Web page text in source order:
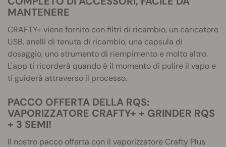
MANTENERE
CRAFTY+ viene fornito con filtri di ricambio, un caricatore
USB, anelli di tenuta di ricambio, una capsula di
dosaggio, uno strumento di riempimento e molto altro.
L'app ti ricorderà quando è il momento di pulire il vapo e
ti guiderà attraverso il processo.
PACCO OFFERTA DELLA RQS:
VAPORIZZATORE CRAFTY+ + GRINDER RQS
+ 3 SEMI!
Il nostro pacco offerta con il vaporizzatore Crafty Plus